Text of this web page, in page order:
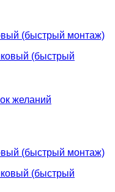
(быстрый монтаж)
желаний
(быстрый монтаж)